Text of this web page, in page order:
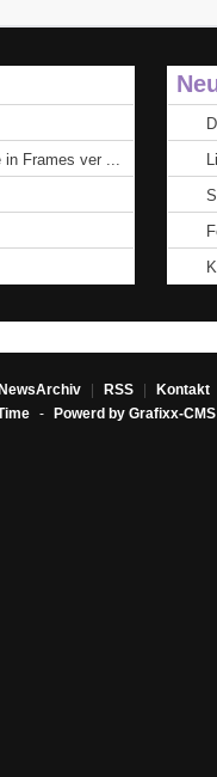
in Frames ver ...
NewsArchiv RSS Kontakt
- Powerd by Grafixx-CMS